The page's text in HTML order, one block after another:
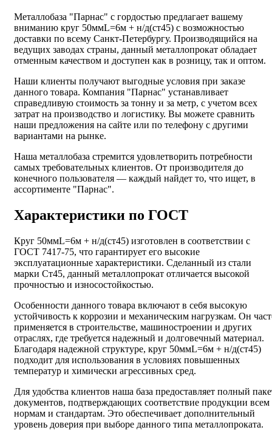
Металлобаза "Парнас" с гордостью предлагает вашему
вниманию круг 50ммL=6м + н/д(ст45) с возможностью
доставки по всему Санкт-Петербургу. Производящийся на
ведущих заводах страны, данный металлопрокат обладает
отменным качеством и доступен как в розницу, так и оптом.
Наши клиенты получают выгодные условия при заказе
данного товара. Компания "Парнас" устанавливает
справедливую стоимость за тонну и за метр, с учетом всех
затрат на производство и логистику. Вы можете сравнить
наши предложения на сайте или по телефону с другими
вариантами на рынке.
Наша металлобаза стремится удовлетворить потребности
самых требовательных клиентов. От производителя до
конечного пользователя — каждый найдет то, что ищет, в
ассортименте "Парнас".
Характеристики по ГОСТ
Круг 50ммL=6м + н/д(ст45) изготовлен в соответствии с
ГОСТ 7417-75, что гарантирует его высокие
эксплуатационные характеристики. Сделанный из стали
марки Ст45, данный металлопрокат отличается высокой
прочностью и износостойкостью.
Особенности данного товара включают в себя высокую
устойчивость к коррозии и механическим нагрузкам. Он
применяется в строительстве, машиностроении и других
отраслях, где требуется надежный и долговечный материал.
Благодаря надежной структуре, круг 50ммL=6м + н/д(ст45)
подходит для использования в условиях повышенных
температур и химически агрессивных сред.
Для удобства клиентов наша база предоставляет полный
документов, подтверждающих соответствие продукции всем
нормам и стандартам. Это обеспечивает дополнительный
уровень доверия при выборе данного типа металлопроката.